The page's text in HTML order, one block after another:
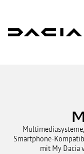
Smartphone-
mit My Dacia